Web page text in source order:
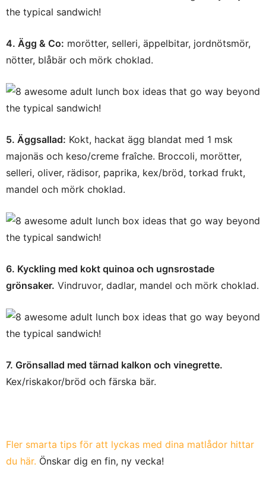
4. Ägg & Co: morötter, selleri, äppelbitar, jordnötsmör,
nötter, blåbär och mörk choklad.
5. Äggsallad: Kokt, hackat ägg blandat med 1 msk
majonäs och keso/creme fraîche. Broccoli, morötter,
selleri, oliver, rädisor, paprika, kex/bröd, torkad frukt,
mandel och mörk choklad.
6. Kyckling med kokt quinoa och ugnsrostade
grönsaker. Vindruvor, dadlar, mandel och mörk choklad.
7. Grönsallad med tärnad kalkon och vinegrette.
Kex/riskakor/bröd och färska bär.
Fler smarta tips för att lyckas med dina matlådor hittar
du här. Önskar dig en fin, ny vecka!